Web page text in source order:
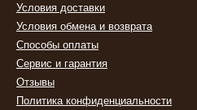
Условия доставки
Условия обмена и возврата
Способы оплаты
Сервис и гарантия
Отзывы
Политика конфиденциальности